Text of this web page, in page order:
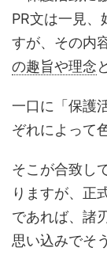
PR文は一見
すが、その内
の趣旨や理念
一口に「保護
ぞれによって
そこが合致し
りますが、正
であれば、諸
思い込みでそ